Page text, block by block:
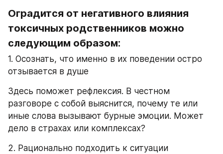
Оградится от негативного влияния
токсичных родственников можно
следующим образом:
1. Осознать, что именно в их поведении остро
отзывается в душе
Здесь поможет рефлексия. В честном
разговоре с собой выяснится, почему те или
иные слова вызывают бурные эмоции. Может
дело в страхах или комплексах?
2. Рационально подходить к ситуации